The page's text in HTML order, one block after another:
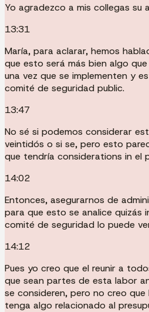
Yo agradezco a mis collegas su
13:31
María, para aclarar, hemos
que esto será más bien algo
una vez que se implementen y
comité de seguridad public.
13:47
No sé si podemos considerar
veintidós o si se, pero esto
que tendría considerations in el
14:02
Entonces, asegurarnos de
para que esto se analice quizás
comité de seguridad lo puede
14:12
Pues yo creo que el reunir a
que sean partes de esta labor
se consideren, pero no creo
tenga algo relacionado al